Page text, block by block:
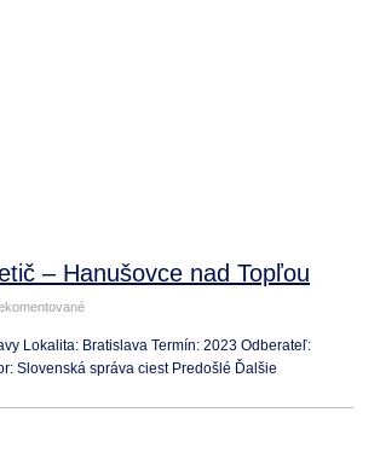
– Hanušovce nad Topľou
Lokalita: Bratislava Termín: 2023 Odberateľ:
Slovenská správa ciest Predošlé Ďalšie